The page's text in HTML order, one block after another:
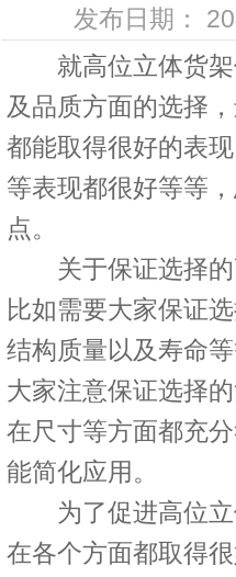
发布日期：
就高位立体货架
及品质方面的选择
都能取得很好的表
等表现都很好等等
点。
关于保证选择的
比如需要大家保证
结构质量以及寿命
大家注意保证选择
在尺寸等方面都充
能简化应用。
为了促进高位立
在各个方面都取得